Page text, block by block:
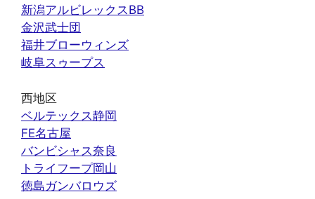
新潟アルビレックスBB
金沢武士団
福井ブローウィンズ
岐阜スゥープス
西地区
ベルテックス静岡
FE名古屋
バンビシャス奈良
トライフープ岡山
徳島ガンバロウズ